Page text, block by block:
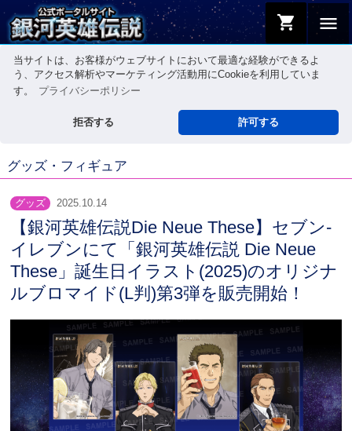
当サイトは、お客様がウェブサイトにおいて最適な経験ができるよ
う、アクセス解析やマーケティング活動用にCookieを利用していま
す。
プライバシーポリシー
拒否する 許可する
menu
shopping_cart
グッズ・フィギュア
グッズ 2025.10.14
【銀河英雄伝説Die Neue These】セブン‐
イレブンにて「銀河英雄伝説 Die Neue
These」誕生日イラスト(2025)のオリジナ
ルブロマイド(L判)第3弾を販売開始！